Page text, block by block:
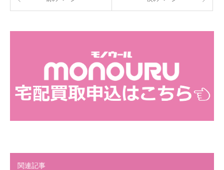
関連記事